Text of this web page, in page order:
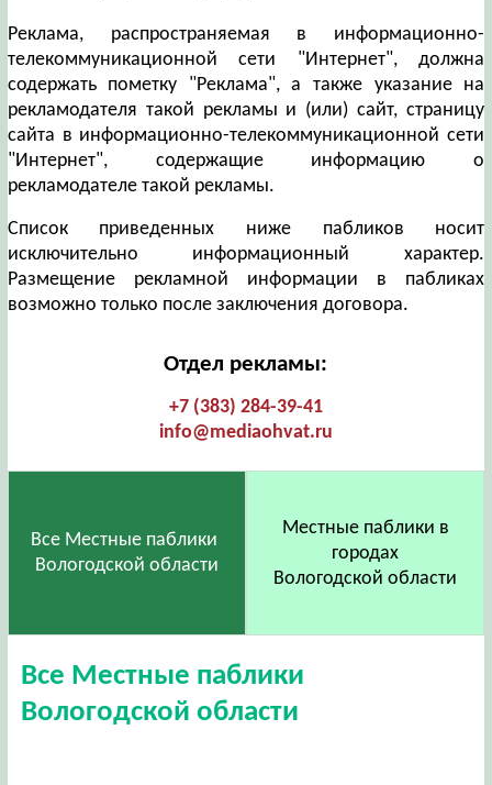
Реклама, распространяемая в информационно-
телекоммуникационной сети "Интернет", должна
содержать пометку "Реклама", а также указание на
рекламодателя такой рекламы и (или) сайт, страницу
сайта в информационно-телекоммуникационной сети
"Интернет", содержащие информацию о
рекламодателе такой рекламы.
Список приведенных ниже пабликов носит
исключительно информационный характер.
Размещение рекламной информации в пабликах
возможно только после заключения договора.
Отдел рекламы:
+7 (383) 284-39-41
info@mediaohvat.ru
Все Местные паблики
Вологодской области
Местные паблики в
городах
Вологодской области
Все Местные паблики
Вологодской области